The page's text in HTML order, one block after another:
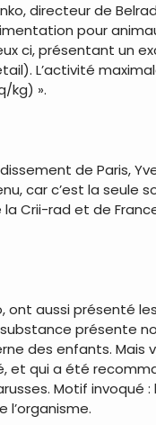
directeur de
pour
ci, présentant un
L’activité
kg) ».
de Paris,
car c’est la seule
Crii-rad et de
ont aussi présenté
présente
des enfants.
et qui a été
Motif invoqué